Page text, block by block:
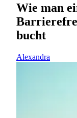
Wie man
bucht
Alexandra